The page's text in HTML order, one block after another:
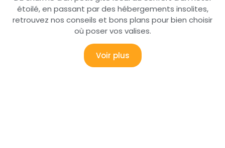
étoilé, en passant par des hébergements insolites,
retrouvez nos conseils et bons plans pour bien choisir
où poser vos valises.
Voir plus